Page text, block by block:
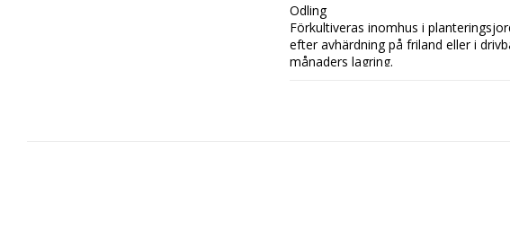
Odling
Förkultiveras inomhus i
efter avhärdning på friland eller i
månaders lagring.